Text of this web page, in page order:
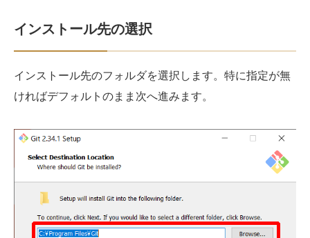
インストール先の選択
インストール先のフォルダを選択します。特に指定が無
ければデフォルトのまま次へ進みます。